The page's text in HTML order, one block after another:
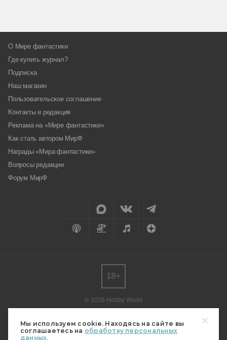
Мы используем cookie. Находясь на сайте вы
соглашаетесь на обработку персональных
данных.
О Мире фантастики
Где купить журнал?
Подписка
Наш магазин
Пользовательское соглашение
Контакты и редакция
Реклама на «Мире фантастики»
Как стать автором МирФ
Награды «Мира фантастики»
Вопросы редакции
Форум МирФ
© 2026 Hobby World
редакции.
Мнение авторов может не совпадать с мнением редакции.
18+